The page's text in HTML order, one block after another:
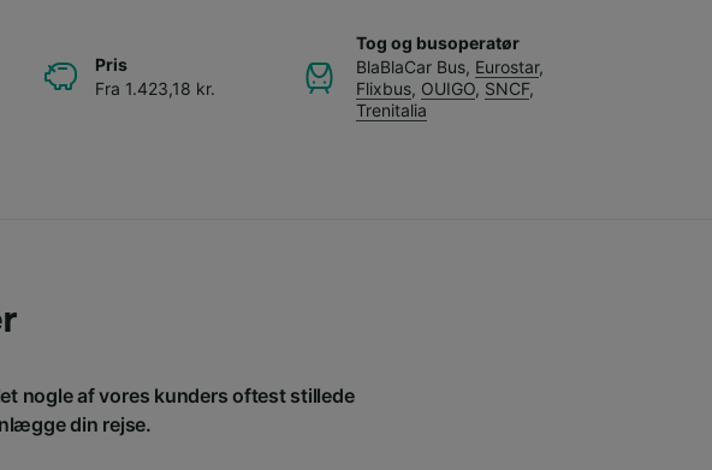
Pris
Fra 1.423,18 kr.
Tog og busoperatør
BlaBlaCar Bus, Eurostar,
Flixbus, OUIGO, SNCF,
Trenitalia
nogle af vores kunders oftest stillede
din rejse.